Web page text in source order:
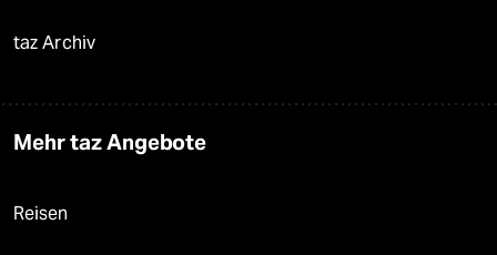
taz Archiv
Mehr taz Angebote
Reisen